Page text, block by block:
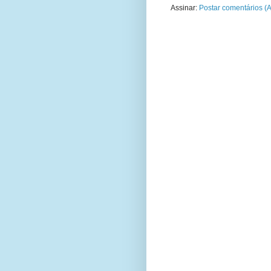
Assinar: Postar comentários